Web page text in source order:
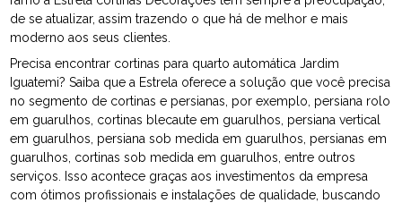
de se atualizar, assim trazendo o que há de melhor e mais
moderno aos seus clientes.
Precisa encontrar cortinas para quarto automática Jardim
Iguatemi? Saiba que a Estrela oferece a solução que você precisa
no segmento de cortinas e persianas, por exemplo, persiana rolo
em guarulhos, cortinas blecaute em guarulhos, persiana vertical
em guarulhos, persiana sob medida em guarulhos, persianas em
guarulhos, cortinas sob medida em guarulhos, entre outros
serviços. Isso acontece graças aos investimentos da empresa
com ótimos profissionais e instalações de qualidade, buscando